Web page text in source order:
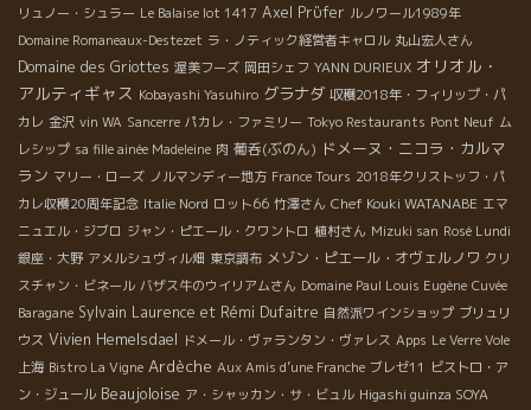
リュノー・シュラー Le Balaise lot 1417 Axel Prϋfer ルノワール1989年
Domaine Romaneaux-Destezet ラ・ノティック経営者キャロル 丸山宏人さん
Domaine des Griottes 渥美フーズ 岡田シェフ YANN DURIEUX オリオル・
アルティギャス Kobayashi Yasuhiro グラナダ 収穫2018年・フィリップ・パ
カレ 金沢 vin WA Sancerre パカレ・ファミリー Tokyo Restaurants Pont Neuf ム
レシップ sa fille ainée Madeleine 肉 葡呑(ぶのん) ドメーヌ・ニコラ・カルマ
ラン マリー・ローズ ノルマンディー地方 France Tours 2018年クリストッフ・パ
カレ収穫20周年記念 Italie Nord ロット66 竹澤さん Chef Kouki WATANABE エマ
ニュエル・ジブロ ジャン・ピエール・クワントロ 植村さん Mizuki san Rosé Lundi
銀座・大野 アメルシュヴィル畑 東京調布 メゾン・ピエール・オヴェルノワ クリ
スチャン・ビネール バザス牛のウイリアムさん Domaine Paul Louis Eugène Cuvée
Baragane Sylvain Laurence et Rémi Dufaitre 自然派ワインショップ ブリュリ
ウス Vivien Hemelsdael ドメール・ヴァランタン・ヴァレス Apps Le Verre Vole
上海 Bistro La Vigne Ardèche Aux Amis d’une Franche ブレゼ11 ビストロ・ア
ン・ジュール Beaujoloise ア・シャッカン・サ・ビュル Higashi guinza SOYA